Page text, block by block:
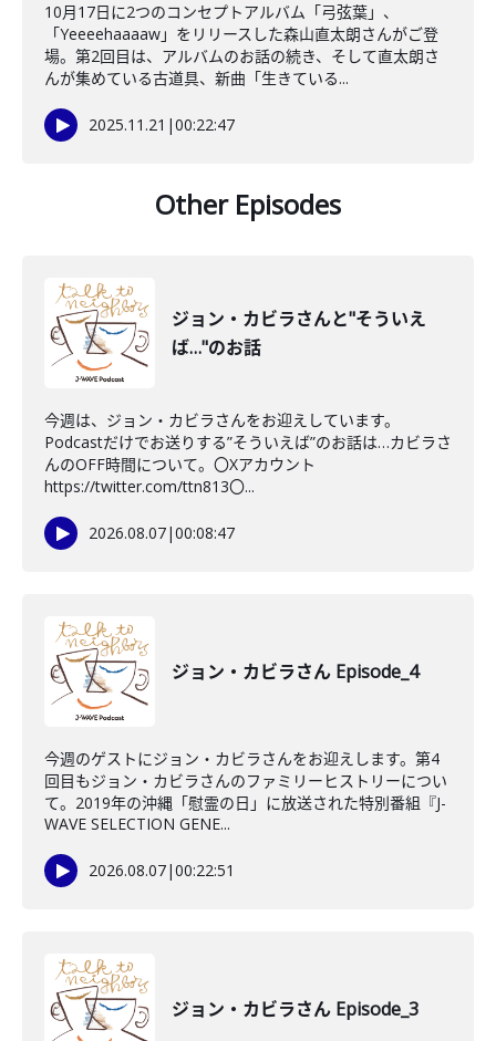
10月17日に2つのコンセプトアルバム「弓弦葉」、
「Yeeeehaaaaw」をリリースした森山直太朗さんがご登
場。第2回目は、アルバムのお話の続き、そして直太朗さ
んが集めている古道具、新曲「生きている...
2025.11.21 |00:22:47
Other Episodes
ジョン・カビラさんと"そういえ
ば…"のお話
今週は、ジョン・カビラさんをお迎えしています。
Podcastだけでお送りする”そういえば”のお話は…カビラさ
んのOFF時間について。〇Xアカウント
https://twitter.com/ttn813〇...
2026.08.07|00:08:47
ジョン・カビラさん Episode_4
今週のゲストにジョン・カビラさんをお迎えします。第4
回目もジョン・カビラさんのファミリーヒストリーについ
て。2019年の沖縄「慰霊の日」に放送された特別番組『J-
WAVE SELECTION GENE...
2026.08.07|00:22:51
ジョン・カビラさん Episode_3